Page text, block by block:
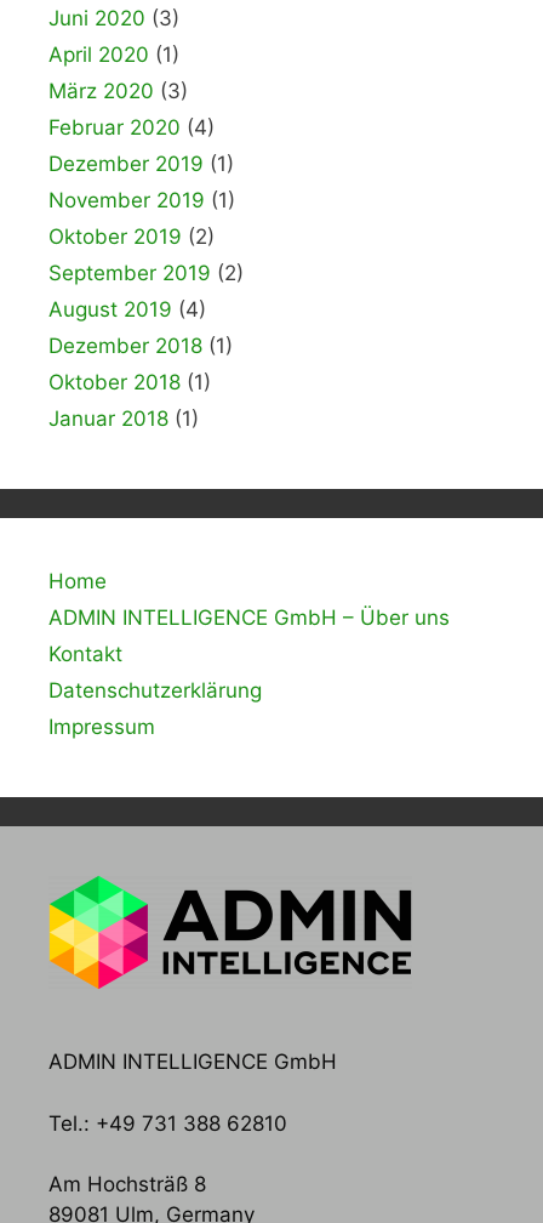
Juni 2020 (3)
April 2020 (1)
März 2020 (3)
Februar 2020 (4)
Dezember 2019 (1)
November 2019 (1)
Oktober 2019 (2)
September 2019 (2)
August 2019 (4)
Dezember 2018 (1)
Oktober 2018 (1)
Januar 2018 (1)
Home
ADMIN INTELLIGENCE GmbH – Über uns
Kontakt
Datenschutzerklärung
Impressum
ADMIN INTELLIGENCE GmbH
Tel.: +49 731 388 62810
Am Hochsträß 8
89081 Ulm, Germany